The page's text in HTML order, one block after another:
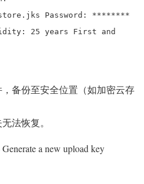
Password: ********
25 years First and
，备份至安全位置（如加密云存
法恢复。
a new upload key